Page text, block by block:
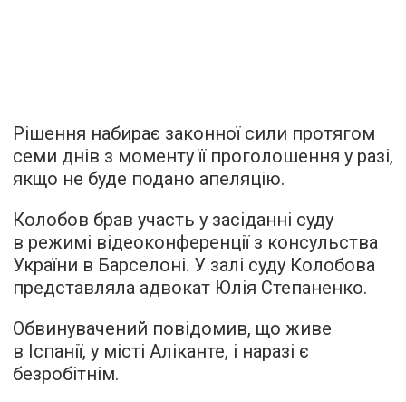
Рішення набирає законної сили протягом
семи днів з моменту її проголошення у разі,
якщо не буде подано апеляцію.
Колобов брав участь у засіданні суду
в режимі відеоконференції з консульства
України в Барселоні. У залі суду Колобова
представляла адвокат Юлія Степаненко.
Обвинувачений повідомив, що живе
в Іспанії, у місті Аліканте, і наразі є
безробітнім.